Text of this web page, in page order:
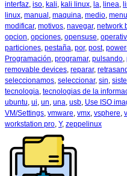
interfaz, iso, kali, kali linux, la, linea,
linux, manual , maquina, medio, menu
modificar, motivos, navegar, network
opcion, opciones, opensuse,
particiones, pestaña, por, post,
Programación, programar, pulsando,
removable devices, reparar,
seleccionamos, seleccionar, sin,
tecnologia, tecnologias de la
ubuntu, ui, un, una, usb, Use ISO
VM/Settings, vmware, vmx, vsphere,
workstation pro, Y, zeppelinux